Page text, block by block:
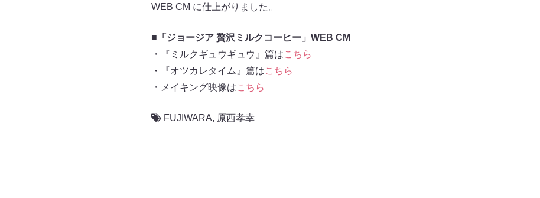
WEB CM に仕上がりました。
■「ジョージア 贅沢ミルクコーヒー」WEB CM
・『ミルクギュウギュウ』篇はこちら
・『オツカレタイム』篇はこちら
・メイキング映像はこちら
FUJIWARA, 原西孝幸